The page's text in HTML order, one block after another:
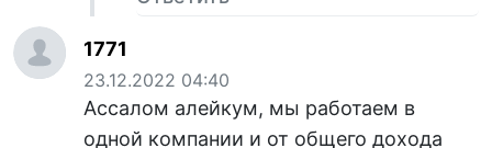
1771
23.12.2022 04:40
Ассалом алейкум, мы работаем в
одной компании и от общего дохода